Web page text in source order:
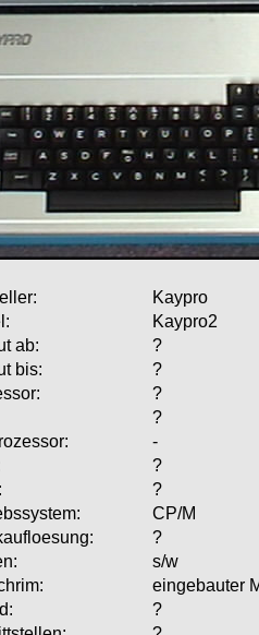
Kaypro
Kaypro2
ab:
?
bis:
?
?
?
-
?
?
CP/M
?
s/w
eingebauter
?